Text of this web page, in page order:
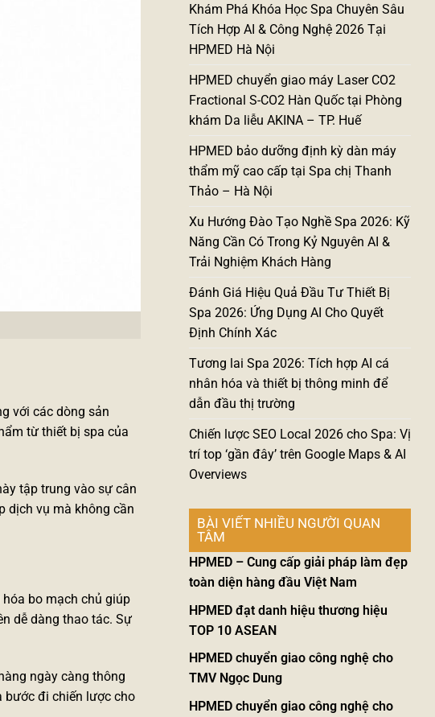
với các dòng sản
từ thiết bị spa của
tập trung vào sự cân
dịch vụ mà không cần
bo mạch chủ giúp
dễ dàng thao tác. Sự
ngày càng thông
bước đi chiến lược cho
Khám Phá Khóa Học Spa Chuyên Sâu
Tích Hợp AI & Công Nghệ 2026 Tại
HPMED Hà Nội
HPMED chuyển giao máy Laser CO2
Fractional S-CO2 Hàn Quốc tại Phòng
khám Da liễu AKINA – TP. Huế
HPMED bảo dưỡng định kỳ dàn máy
thẩm mỹ cao cấp tại Spa chị Thanh
Thảo – Hà Nội
Xu Hướng Đào Tạo Nghề Spa 2026: Kỹ
Năng Cần Có Trong Kỷ Nguyên AI &
Trải Nghiệm Khách Hàng
Đánh Giá Hiệu Quả Đầu Tư Thiết Bị
Spa 2026: Ứng Dụng AI Cho Quyết
Định Chính Xác
Tương lai Spa 2026: Tích hợp AI cá
nhân hóa và thiết bị thông minh để
dẫn đầu thị trường
Chiến lược SEO Local 2026 cho Spa: Vị
trí top ‘gần đây’ trên Google Maps & AI
Overviews
BÀI VIẾT NHIỀU NGƯỜI QUAN
TÂM
HPMED – Cung cấp giải pháp làm đẹp
toàn diện hàng đầu Việt Nam
HPMED đạt danh hiệu thương hiệu
TOP 10 ASEAN
HPMED chuyển giao công nghệ cho
TMV Ngọc Dung
HPMED chuyển giao công nghệ cho